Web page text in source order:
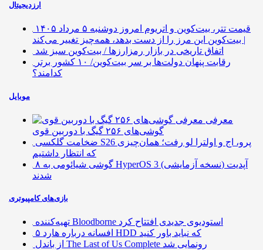
ارزدیجیتال
قیمت تتر، بیت‌کوین و اتریوم امروز دوشنبه ۵ مرداد ۱۴۰۵
| بیت‌کوین این مرز را از دست بدهد، همه‌چیز تغییر می‌کند
اتفاق تاریخی در بازار رمزارزها / بیت‌کوین سبز شد
رقابت پنهان دولت‌ها بر سر بیت‌کوین/ ۱۰ کشور برتر
کدامند؟
موبایل
معرفی
گوشی‌های ۲۵۶ گیگ با دوربین قوی
ضخامت گلکسی S26 پرو، اج و اولترا لو رفت؛ همان‌چیزی
که انتظار داشتیم
۸ گوشی شیائومی به HyperOS 3 (نسخه آزمایشی) آپدیت
شدند
بازی‌های کامپیوتری
تهیه‌کننده Bloodborne استودیوی جدیدی افتتاح کرد
۵ افسانه درباره هارد HDD که نباید باور کنید
از باندل The Last of Us Complete رونمایی شد